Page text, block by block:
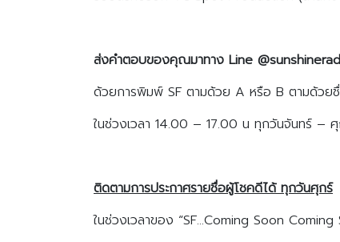
ส่งคำตอบของคุณมาทาง Line
ด้วยการพิมพ์ SF ตามด้วย A หรือ B ตามด้วยชื่
ในช่วงเวลา 14.00 – 17.00 น ทุกวันจันทร์ –
ติดตามการประกาศรายชื่อผู้โชคดีได้ ทุกวันศุกร์
ในช่วงเวลาของ “SF…Coming Soon Coming